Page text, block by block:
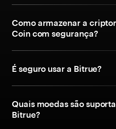
Como armazenar a
Coin com segurança?
É seguro usar a Bitrue?
Quais moedas são
Bitrue?